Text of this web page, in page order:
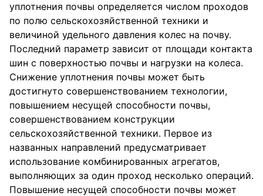
уплотнения почвы определяется числом проходов
по полю сельскохозяйственной техники и
величиной удельного давления колес на почву.
Последний параметр зависит от площади контакта
шин с поверхностью почвы и нагрузки на колеса.
Снижение уплотнения почвы может быть
достигнуто совершенствованием технологии,
повышением несущей способности почвы,
совершенствованием конструкции
сельскохозяйственной техники. Первое из
названных направлений предусматривает
использование комбинированных агрегатов,
выполняющих за один проход несколько операций.
Повышение несущей способности почвы может